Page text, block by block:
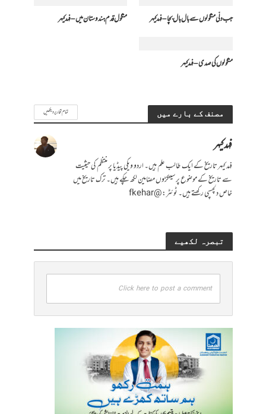
جب دلّی منگولوں سے بال بال بچا – فہد کیہر منگول قدم ہندوستان میں – فہد کیہر
منگولوں کی صدی – فہد کیہر
مصنف کے بارے میں تمام تحاریر دیکھیں
فہد کیہر
فہد کیہر تاریخ کے ایک طالب علم ہیں۔ اردو ویکی پیڈیا پر منتظم کی حیثیت
سے تاریخ کے موضوع پر سینکڑوں مضامین لکھ چکے ہیں۔ ترک تاریخ میں
خاص دلچسپی رکھتے ہیں۔ ٹوئٹر: @fkehar
تبصرہ لکھیے
Click here to post a comment